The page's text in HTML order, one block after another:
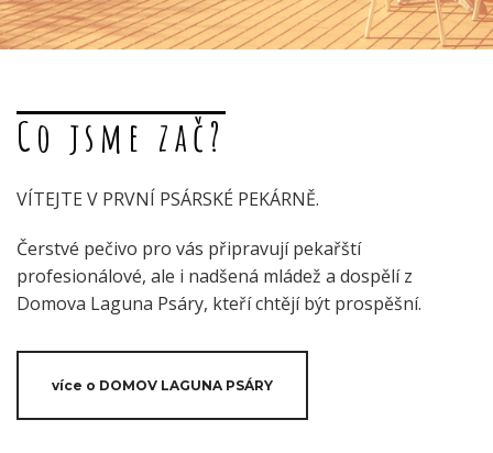
Co jsme zač?
VÍTEJTE V PRVNÍ PSÁRSKÉ PEKÁRNĚ.
Čerstvé pečivo pro vás připravují pekařští
profesionálové, ale i nadšená mládež a dospělí z
Domova Laguna Psáry, kteří chtějí být prospěšní.
více o DOMOV LAGUNA PSÁRY